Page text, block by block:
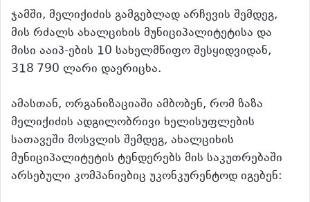
ჯამში, მელიქიძის გამგებლად არჩევის შემდეგ,
მის რძალს ახალციხის მუნიციპალიტეტისა და
მისი ააიპ-ების 10 სახელმწიფო შესყიდვიდან,
318 790 ლარი დაერიცხა.
ამასთან, ორგანიზაციაში ამბობენ, რომ ზაზა
მელიქიძის ადგილობრივი ხელისუფლების
სათავეში მოსვლის შემდეგ, ახალციხის
მუნიციპალიტეტის ტენდერებს მის საკუთრებაში
არსებული კომპანიებიც უკონკურენტოდ იგებენ: